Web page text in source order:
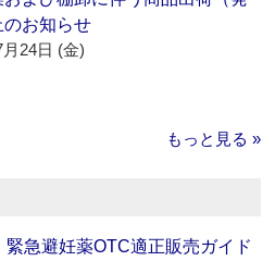
のお知らせ
24日 (金)
もっと見る »
緊急避妊薬OTC適正販売ガイド